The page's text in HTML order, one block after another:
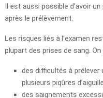
Il est aussi possible d’avoir
après le prélèvement.
Les risques liés à l’examen
plupart des prises de sang.
des difficultés à
plusieurs piqûres d’aiguille
des saignements